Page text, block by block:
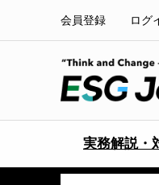
会員登録 ログ
実務解説・